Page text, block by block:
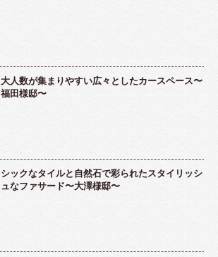
大人数が集まりやすい広々としたカースペース〜
福田様邸〜
シックなタイルと自然石で彩られたスタイリッシ
ュなファサード〜大澤様邸〜